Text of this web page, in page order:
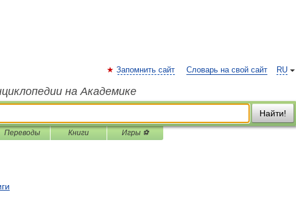
RU
Запомнить сайт Словарь на свой сайт
на Академике
Найти!
Переводы Книги Игры ⚽